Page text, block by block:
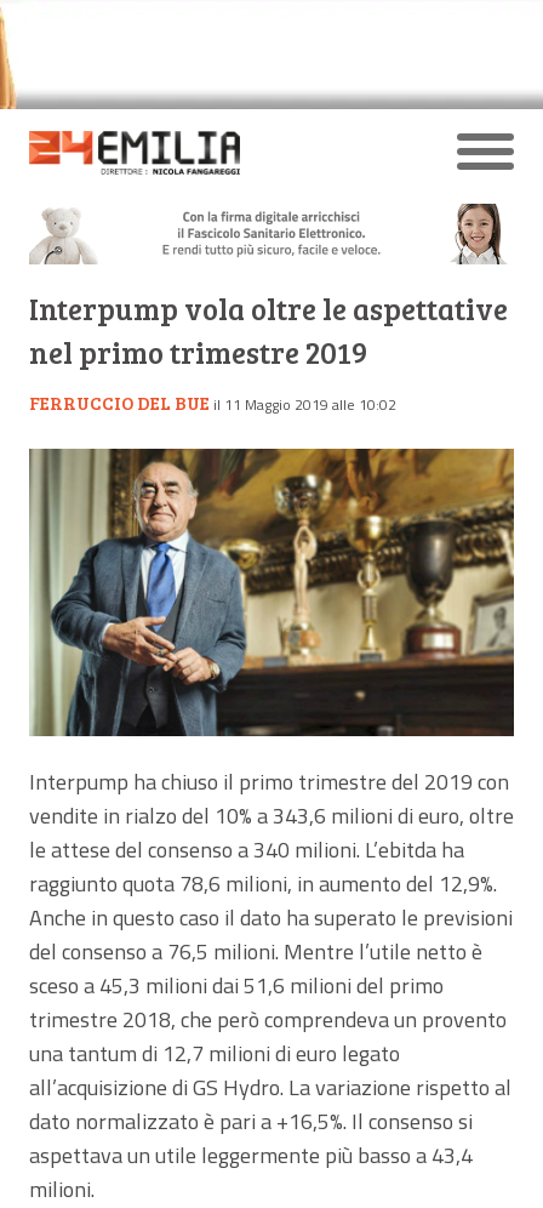
Interpump vola oltre le aspettative
nel primo trimestre 2019
FERRUCCIO DEL BUE il 11 Maggio 2019 alle 10:02
Interpump ha chiuso il primo trimestre del 2019 con
vendite in rialzo del 10% a 343,6 milioni di euro, oltre
le attese del consenso a 340 milioni. L’ebitda ha
raggiunto quota 78,6 milioni, in aumento del 12,9%.
Anche in questo caso il dato ha superato le previsioni
del consenso a 76,5 milioni. Mentre l’utile netto è
sceso a 45,3 milioni dai 51,6 milioni del primo
trimestre 2018, che però comprendeva un provento
una tantum di 12,7 milioni di euro legato
all’acquisizione di GS Hydro. La variazione rispetto al
dato normalizzato è pari a +16,5%. Il consenso si
aspettava un utile leggermente più basso a 43,4
milioni.